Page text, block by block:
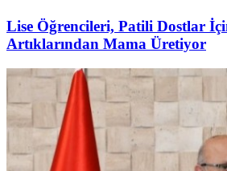
Lise Öğrencileri, Patili Dostlar
Artıklarından Mama Üretiyor